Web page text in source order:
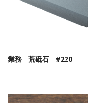
業務 荒砥石 #220